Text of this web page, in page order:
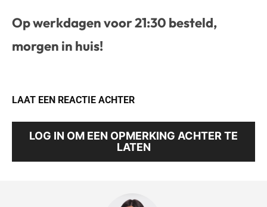
Op werkdagen voor 21:30 besteld,
morgen in huis!
LAAT EEN REACTIE ACHTER
LOG IN OM EEN OPMERKING ACHTER TE
LATEN